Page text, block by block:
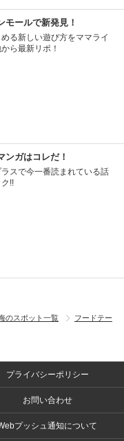
モールで新発見！
る新しい遊び方をママライ
ら最新リポ！
ンガはコレだ！
スで今一番読まれている話
!!
のスポット一覧
フードテー
プライバシーポリシー
お問い合わせ
プッシュ通知について